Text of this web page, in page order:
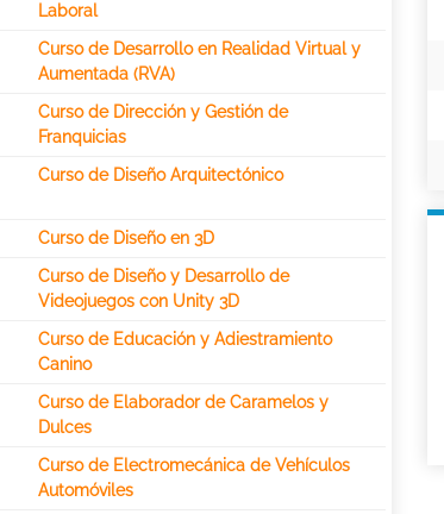
Laboral
Curso de Desarrollo en Realidad Virtual y
Aumentada (RVA)
Curso de Dirección y Gestión de
Franquicias
Curso de Diseño Arquitectónico
Curso de Diseño en 3D
Curso de Diseño y Desarrollo de
Videojuegos con Unity 3D
Curso de Educación y Adiestramiento
Canino
Curso de Elaborador de Caramelos y
Dulces
Curso de Electromecánica de Vehículos
Automóviles